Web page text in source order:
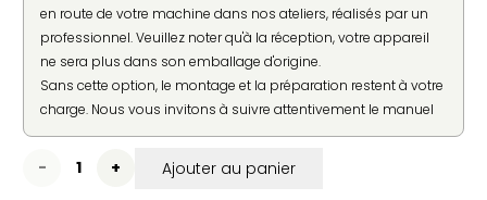
en route de votre machine dans nos ateliers, réalisés par un
professionnel. Veuillez noter qu'à la réception, votre appareil
ne sera plus dans son emballage d'origine.
Sans cette option, le montage et la préparation restent à votre
charge. Nous vous invitons à suivre attentivement le manuel
d'utilisation fourni par le constructeur pour une mise en
service en toute sécurité.
quantité
Ajouter au panier